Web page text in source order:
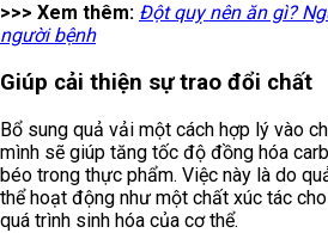
>>> Xem thêm: Đột quỵ nên ăn gì?
người bệnh
Giúp cải thiện sự trao đổi chất
Bổ sung quả vải một cách hợp lý vào
mình sẽ giúp tăng tốc độ đồng hóa
béo trong thực phẩm. Việc này là do
thể hoạt động như một chất xúc tác
quá trình sinh hóa của cơ thể.